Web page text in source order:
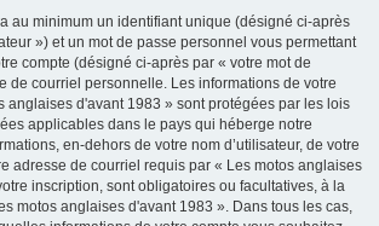
au minimum un identifiant unique (désigné ci-après
») et un mot de passe personnel vous permettant
compte (désigné ci-après par « votre mot de
de courriel personnelle. Les informations de votre
anglaises d'avant 1983 » sont protégées par les lois
applicables dans le pays qui héberge notre
en-dehors de votre nom d’utilisateur, de votre
adresse de courriel requis par « Les motos anglaises
inscription, sont obligatoires ou facultatives, à la
motos anglaises d'avant 1983 ». Dans tous les cas,